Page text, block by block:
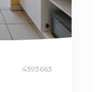
4393663